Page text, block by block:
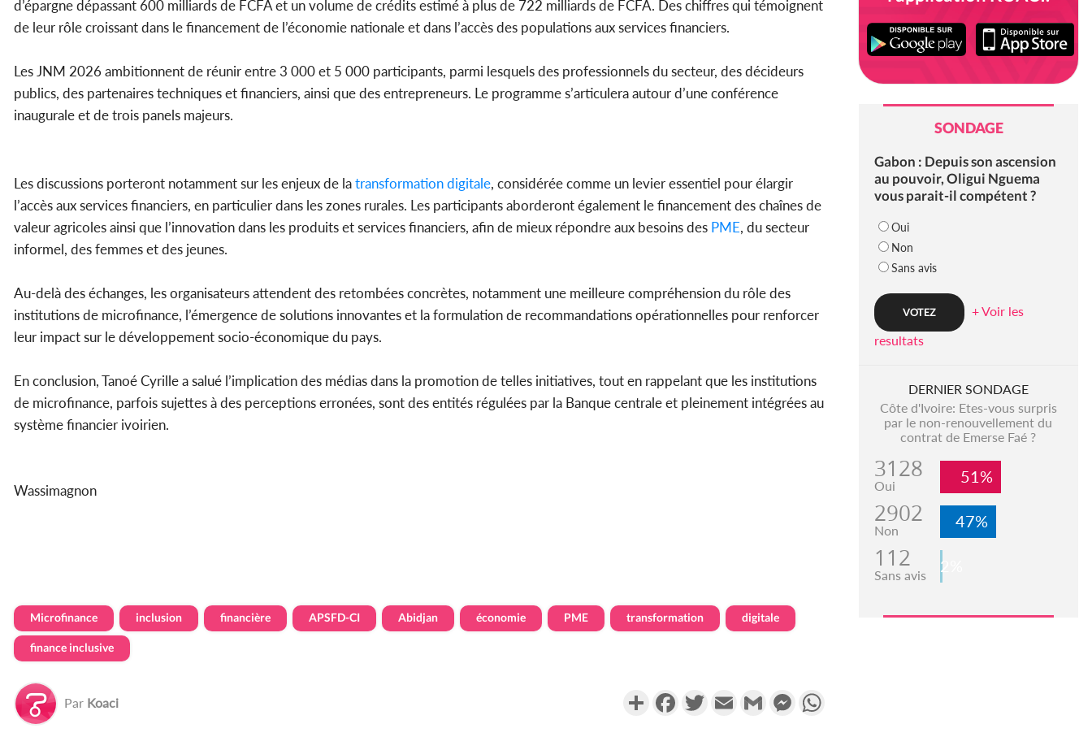
d’épargne dépassant 600 milliards de FCFA et un volume de crédits estimé à plus de 722 milliards de FCFA. Des chiffres qui témoignent
de leur rôle croissant dans le financement de l’économie nationale et dans l’accès des populations aux services financiers.
Les JNM 2026 ambitionnent de réunir entre 3 000 et 5 000 participants, parmi lesquels des professionnels du secteur, des décideurs
publics, des partenaires techniques et financiers, ainsi que des entrepreneurs. Le programme s’articulera autour d’une conférence
inaugurale et de trois panels majeurs.
Les discussions porteront notamment sur les enjeux de latransformationdigitale, considérée comme un levier essentiel pour élargir
l’accès aux services financiers, en particulier dans les zones rurales. Les participants aborderont également le financement des chaînes de
valeur agricoles ainsi que l’innovation dans les produits et services financiers, afin de mieux répondre aux besoins des PME, du secteur
informel, des femmes et des jeunes.
Au-delà des échanges, les organisateurs attendent des retombées concrètes, notamment une meilleure compréhension du rôle des
institutions de microfinance, l’émergence de solutions innovantes et la formulation de recommandations opérationnelles pour renforcer
leur impact sur le développement socio-économique du pays.
En conclusion, Tanoé Cyrille a salué l’implication des médias dans la promotion de telles initiatives, tout en rappelant que les institutions
de microfinance, parfois sujettes à des perceptions erronées, sont des entités régulées par la Banque centrale et pleinement intégrées au
système financier ivoirien.
Wassimagnon
Microfinance inclusion financière APSFD-CI Abidjan économie PME transformation digitale
finance inclusive
Par Koaci PartagerFacebookTwitterEmail Gmail Messenger
SONDAGE
Gabon : Depuis son ascension
au pouvoir, Oligui Nguema
vous parait-il compétent ?
Oui
Non
Sans avis
+ Voir les
resultats
DERNIER SONDAGE
Côte d'Ivoire: Etes-vous surpris
par le non-renouvellement du
contrat de Emerse Faé ?
3128
Oui 51%
2902
Non 47%
112
Sans avis 2%